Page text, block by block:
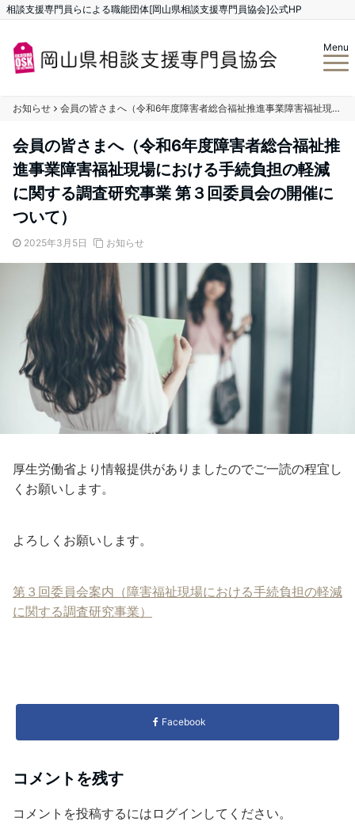
相談支援専門員らによる職能団体[岡山県相談支援専門員協会]公式HP
Menu
お知らせ 会員の皆さまへ（令和6年度障害者総合福祉推進事業障害福祉現場における手続負担の軽減に関する調査研究事業 第３回委員会の開催について）
会員の皆さまへ（令和6年度障害者総合福祉推
進事業障害福祉現場における手続負担の軽減
に関する調査研究事業 第３回委員会の開催に
ついて）
2025年3月5日 お知らせ
厚生労働省より情報提供がありましたのでご一読の程宜し
くお願いします。
よろしくお願いします。
第３回委員会案内（障害福祉現場における手続負担の軽減
に関する調査研究事業）
Facebook
コメントを残す
コメントを投稿するには ログイン してください。